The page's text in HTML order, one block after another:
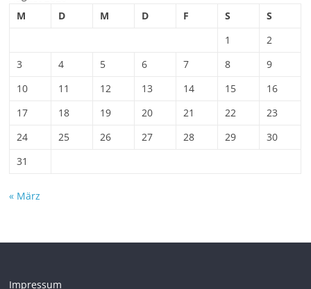
M
D M D F S
S
1
2
3
4 5 6 7 8
9
10
11 12 13 14 15
16
17
18 19 20 21 22
23
24
25 26 27 28 29
30
31
« März
Impressum